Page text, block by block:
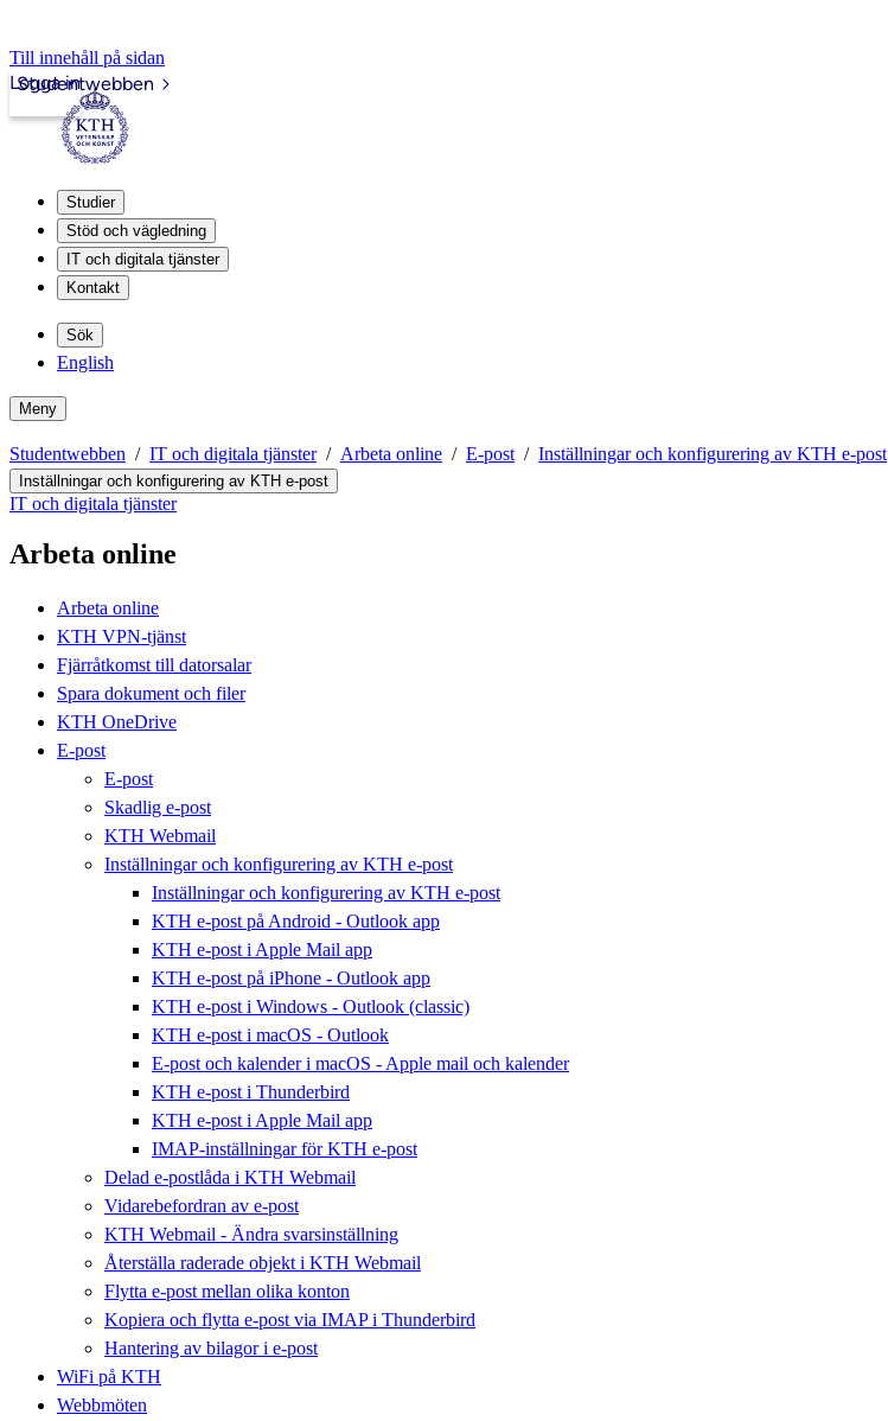
Till innehåll på sidan
Studentwebben
Logga in
Studier
Stöd och vägledning
IT och digitala tjänster
Kontakt
Sök
English
Meny
Studentwebben IT och digitala tjänster Arbeta online E-post Inställningar och konfigurering av KTH e-post
Inställningar och konfigurering av KTH e-post
IT och digitala tjänster
Arbeta online
Arbeta online
KTH VPN-tjänst
Fjärråtkomst till datorsalar
Spara dokument och filer
KTH OneDrive
E-post
E-post
Skadlig e-post
KTH Webmail
Inställningar och konfigurering av KTH e-post
Inställningar och konfigurering av KTH e-post
KTH e-post på Android - Outlook app
KTH e-post i Apple Mail app
KTH e-post på iPhone - Outlook app
KTH e-post i Windows - Outlook (classic)
KTH e-post i macOS - Outlook
E-post och kalender i macOS - Apple mail och kalender
KTH e-post i Thunderbird
KTH e-post i Apple Mail app
IMAP-inställningar för KTH e-post
Delad e-postlåda i KTH Webmail
Vidarebefordran av e-post
KTH Webmail - Ändra svarsinställning
Återställa raderade objekt i KTH Webmail
Flytta e-post mellan olika konton
Kopiera och flytta e-post via IMAP i Thunderbird
Hantering av bilagor i e-post
WiFi på KTH
Webbmöten